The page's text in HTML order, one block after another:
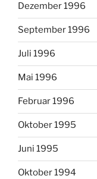
Dezember 1996
September 1996
Juli 1996
Mai 1996
Februar 1996
Oktober 1995
Juni 1995
Oktober 1994